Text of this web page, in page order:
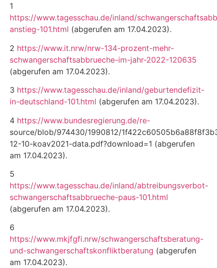
1
https://www.tagesschau.de/inland/
anstieg-101.html (abgerufen am 17.04.2023).
2 https://www.it.nrw/nrw-134-prozent-mehr-
schwangerschaftsabbrueche-im-jahr-2022-120635
(abge­rufen am 17.04.2023).
3 https://www.tagesschau.de/inland/geburtendefizit-
in-deutschland-101.html (abgerufen am 17.04.2023).
4 https://www.bundesregierung.de/re-
source/blob/974430/1990812/
12-10-koav2021-data.pdf?download=1 (abgerufen
am 17.04.2023).
5
https://www.tagesschau.de/inland/abtreibungsverbot-
schwangerschaftsabbrueche-paus-101.html
(abgerufen am 17.04.2023).
6
https://www.mkjfgfi.nrw/schwangerschaftsberatung-
und-schwangerschaftskonfliktberatung (abgeru­fen
am 17.04.2023).